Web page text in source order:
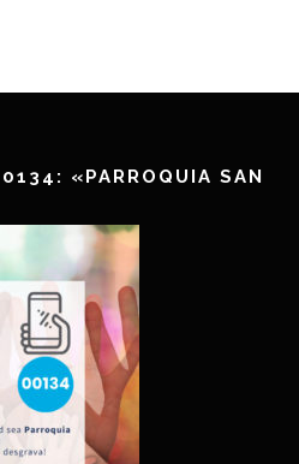
«PARROQUIA SAN